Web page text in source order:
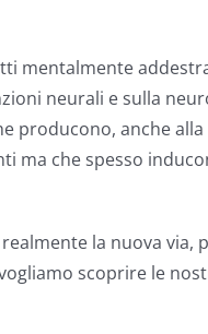
mentalmente
neurali e sulla
producono, anche
che spesso
la nuova via,
scoprire le